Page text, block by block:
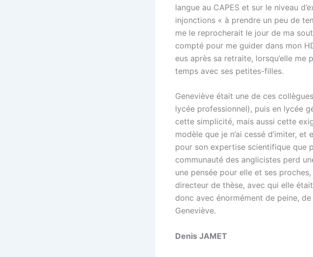
langue au CAPES et sur le niveau
injonctions « à prendre un peu de
me le reprocherait le jour de ma
compté pour me guider dans mon
eus après sa retraite, lorsqu’elle me
temps avec ses petites-filles.
Geneviève était une de ces
lycée professionnel), puis en lycée
cette simplicité, mais aussi cette
modèle que je n’ai cessé d’imiter,
pour son expertise scientifique que
communauté des anglicistes perd
une pensée pour elle et ses
directeur de thèse, avec qui elle
donc avec énormément de peine,
Geneviève.
Denis JAMET